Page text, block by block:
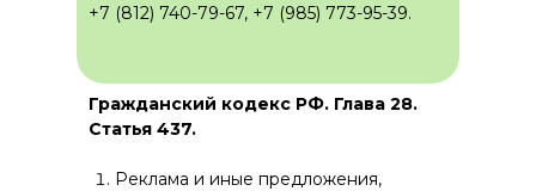
+7 (812) 740-79-67, +7 (985) 773-95-39.
Гражданский кодекс РФ. Глава 28.
Статья 437.
Реклама и иные предложения,